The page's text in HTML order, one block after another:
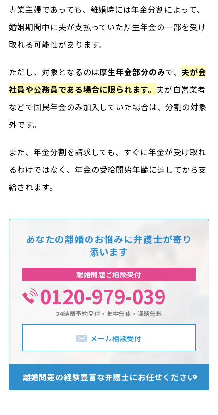
専業主婦であっても、離婚時には年金分割によって、
婚姻期間中に夫が支払っていた厚生年金の一部を受け
取れる可能性があります。
ただし、対象となるのは厚生年金部分のみで、夫が会
社員や公務員である場合に限られます。 夫が自営業者
などで国民年金のみ加入していた場合は、分割の対象
外です。
また、年金分割を請求しても、すぐに年金が受け取れ
るわけではなく、年金の受給開始年齢に達してから支
給されます。
あなたの離婚のお悩みに弁護士が寄り
添います
離婚問題ご相談受付
0120-979-039
24時間予約受付・年中無休・通話無料
メール相談受付
離婚問題の経験豊富な弁護士にお任せください